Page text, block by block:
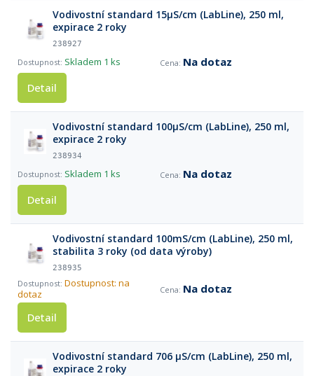
Vodivostní standard 15µS/cm (LabLine), 250 ml,
expirace 2 roky
238927
Skladem 1 ks
Na dotaz
Detail
Vodivostní standard 100µS/cm (LabLine), 250 ml,
expirace 2 roky
238934
Skladem 1 ks
Na dotaz
Detail
Vodivostní standard 100mS/cm (LabLine), 250 ml,
stabilita 3 roky (od data výroby)
238935
Dostupnost: na
dotaz
Na dotaz
Detail
Vodivostní standard 706 µS/cm (LabLine), 250 ml,
expirace 2 roky